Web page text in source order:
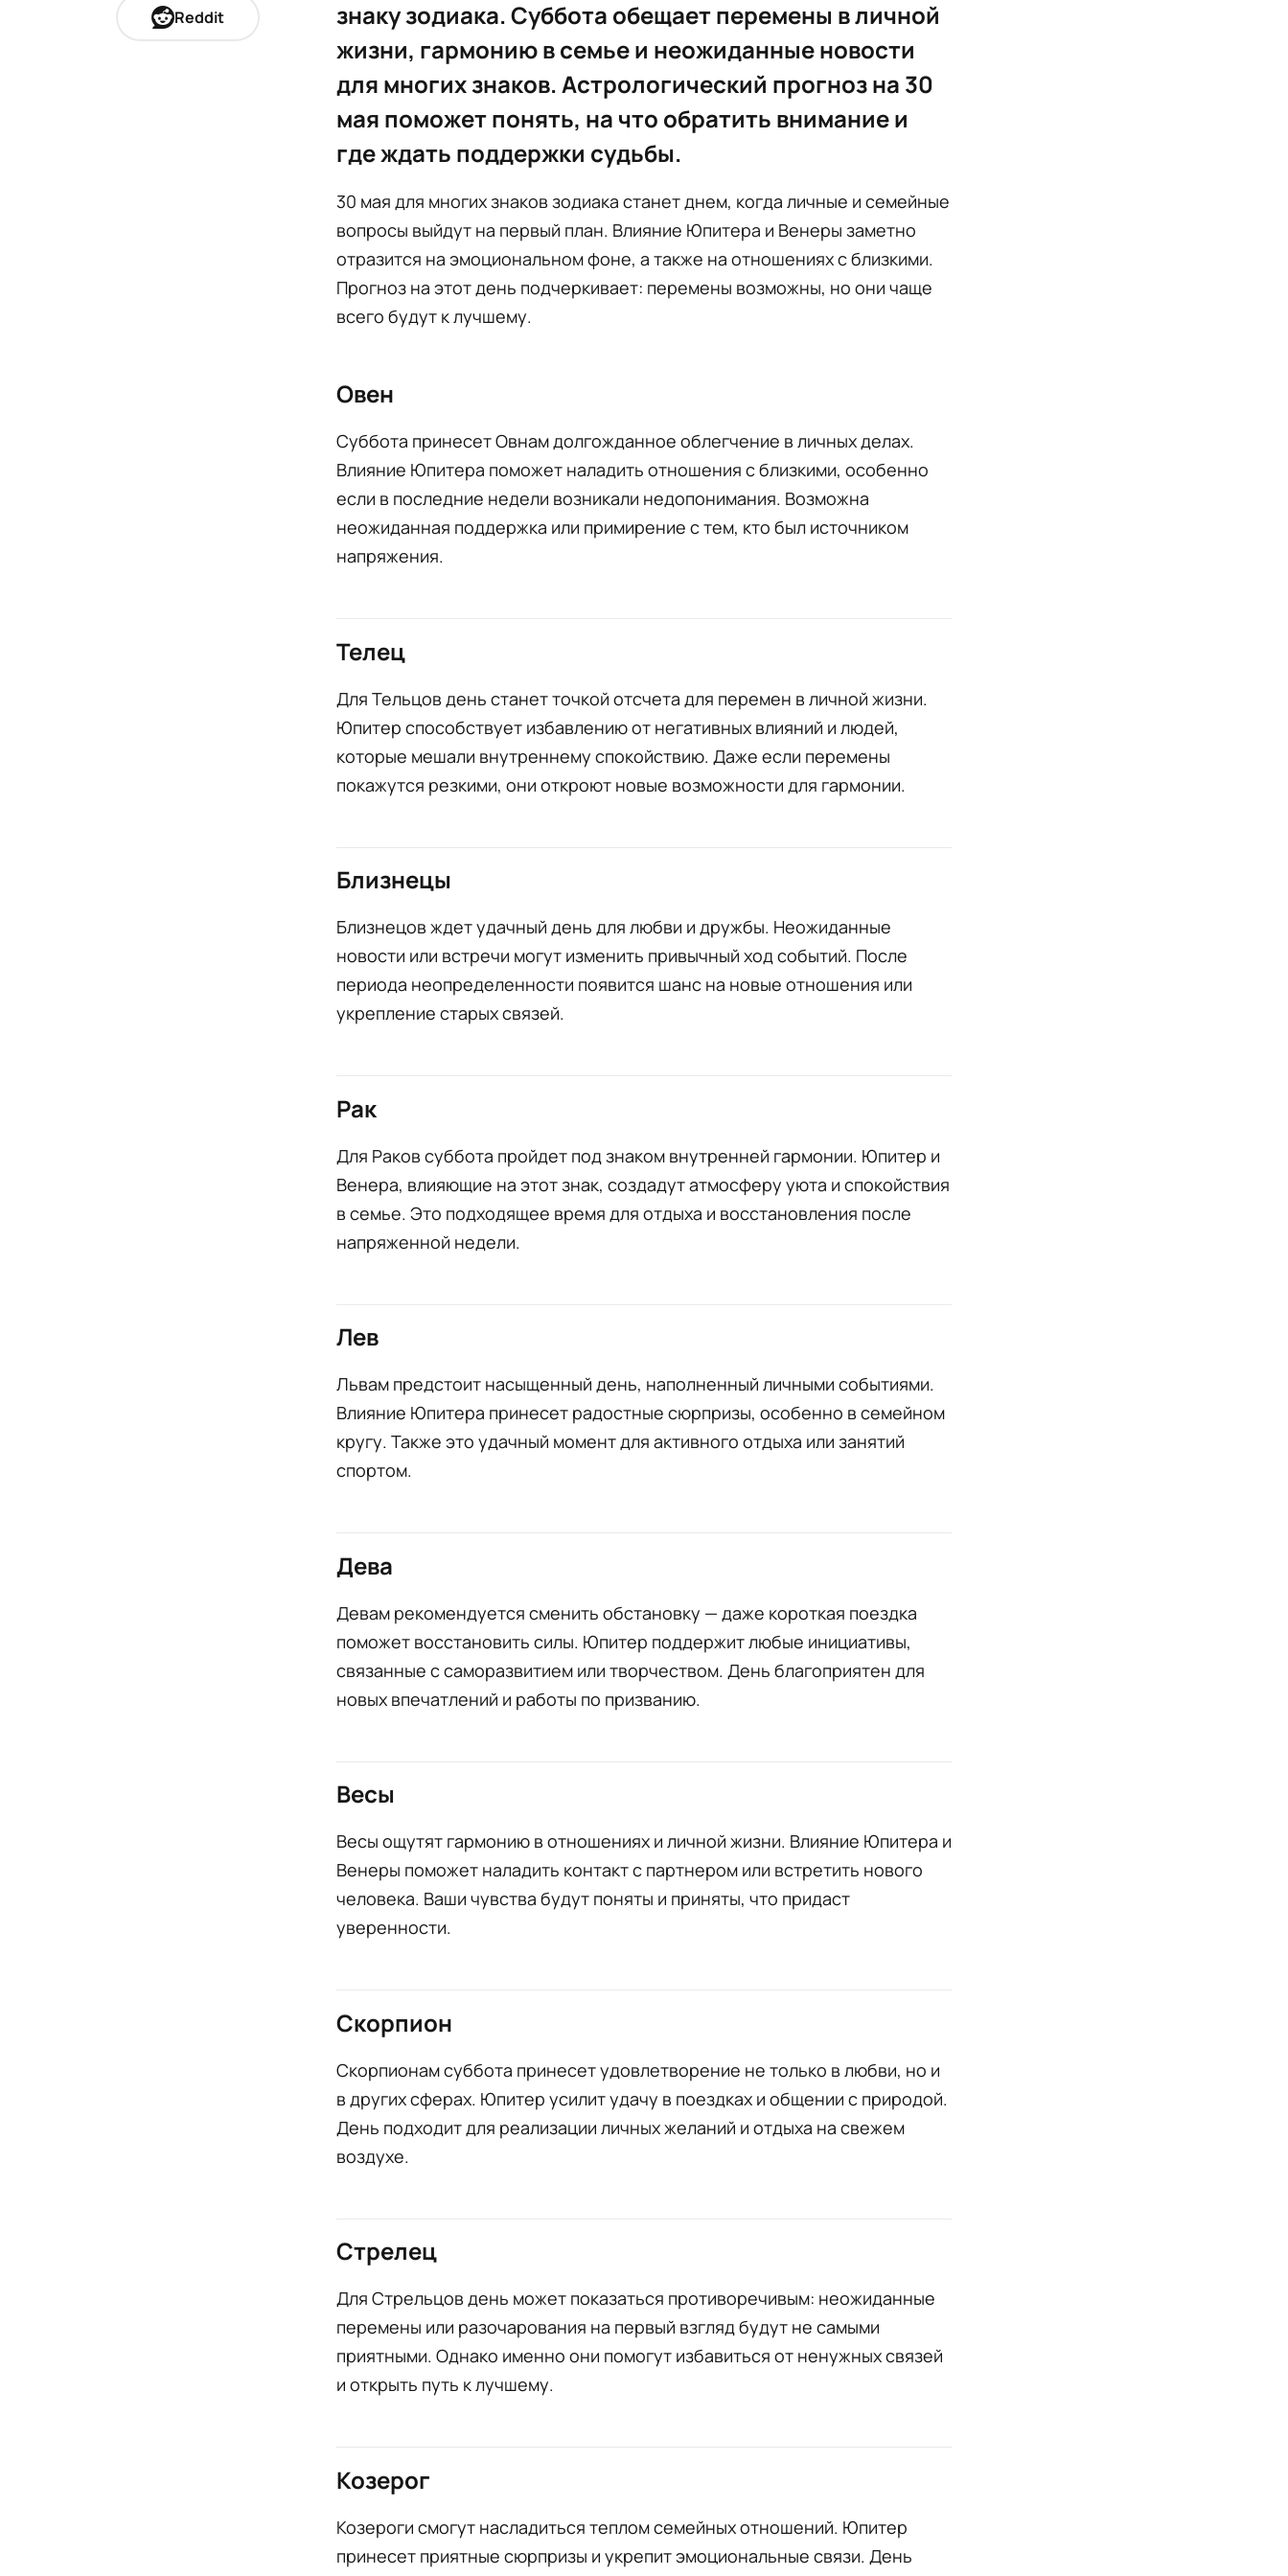
Reddit
знаку зодиака. Суббота обещает перемены в личной
жизни, гармонию в семье и неожиданные новости
для многих знаков. Астрологический прогноз на 30
мая поможет понять, на что обратить внимание и
где ждать поддержки судьбы.
30 мая для многих знаков зодиака станет днем, когда личные и семейные
вопросы выйдут на первый план. Влияние Юпитера и Венеры заметно
отразится на эмоциональном фоне, а также на отношениях с близкими.
Прогноз на этот день подчеркивает: перемены возможны, но они чаще
всего будут к лучшему.
Овен
Суббота принесет Овнам долгожданное облегчение в личных делах.
Влияние Юпитера поможет наладить отношения с близкими, особенно
если в последние недели возникали недопонимания. Возможна
неожиданная поддержка или примирение с тем, кто был источником
напряжения.
Телец
Для Тельцов день станет точкой отсчета для перемен в личной жизни.
Юпитер способствует избавлению от негативных влияний и людей,
которые мешали внутреннему спокойствию. Даже если перемены
покажутся резкими, они откроют новые возможности для гармонии.
Близнецы
Близнецов ждет удачный день для любви и дружбы. Неожиданные
новости или встречи могут изменить привычный ход событий. После
периода неопределенности появится шанс на новые отношения или
укрепление старых связей.
Рак
Для Раков суббота пройдет под знаком внутренней гармонии. Юпитер и
Венера, влияющие на этот знак, создадут атмосферу уюта и спокойствия
в семье. Это подходящее время для отдыха и восстановления после
напряженной недели.
Лев
Львам предстоит насыщенный день, наполненный личными событиями.
Влияние Юпитера принесет радостные сюрпризы, особенно в семейном
кругу. Также это удачный момент для активного отдыха или занятий
спортом.
Дева
Девам рекомендуется сменить обстановку — даже короткая поездка
поможет восстановить силы. Юпитер поддержит любые инициативы,
связанные с саморазвитием или творчеством. День благоприятен для
новых впечатлений и работы по призванию.
Весы
Весы ощутят гармонию в отношениях и личной жизни. Влияние Юпитера и
Венеры поможет наладить контакт с партнером или встретить нового
человека. Ваши чувства будут поняты и приняты, что придаст
уверенности.
Скорпион
Скорпионам суббота принесет удовлетворение не только в любви, но и
в других сферах. Юпитер усилит удачу в поездках и общении с природой.
День подходит для реализации личных желаний и отдыха на свежем
воздухе.
Стрелец
Для Стрельцов день может показаться противоречивым: неожиданные
перемены или разочарования на первый взгляд будут не самыми
приятными. Однако именно они помогут избавиться от ненужных связей
и открыть путь к лучшему.
Козерог
Козероги смогут насладиться теплом семейных отношений. Юпитер
принесет приятные сюрпризы и укрепит эмоциональные связи. День